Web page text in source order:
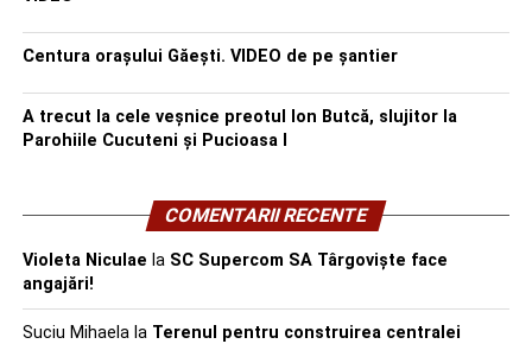
Centura orașului Găești. VIDEO de pe șantier
A trecut la cele veșnice preotul Ion Butcă, slujitor la
Parohiile Cucuteni și Pucioasa I
COMENTARII RECENTE
Violeta Niculae la SC Supercom SA Târgoviște face
angajări!
Suciu Mihaelala Terenul pentru construirea centralei